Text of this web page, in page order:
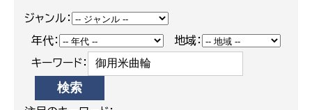
ジャンル：
年代：
地域：
キーワード：